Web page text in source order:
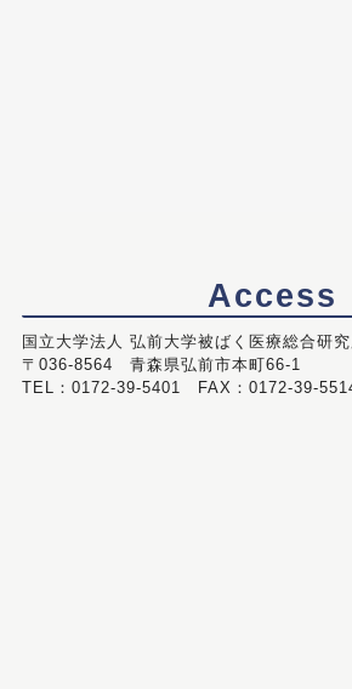
Access
国立大学法人 弘前大学被ばく医療総合研
〒036-8564 青森県弘前市本町66-1
TEL：0172-39-5401 FAX：0172-39-